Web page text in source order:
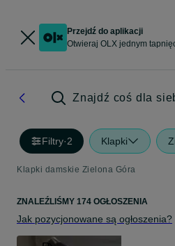
Przejdź do aplikacji
Otwieraj OLX jednym
Znajdź coś dla
Filtry·2 Klapki
Klapki damskie Zielona Góra
ZNALEŹLIŚMY 174 OGŁOSZENIA
Jak pozycjonowane są ogłoszenia?